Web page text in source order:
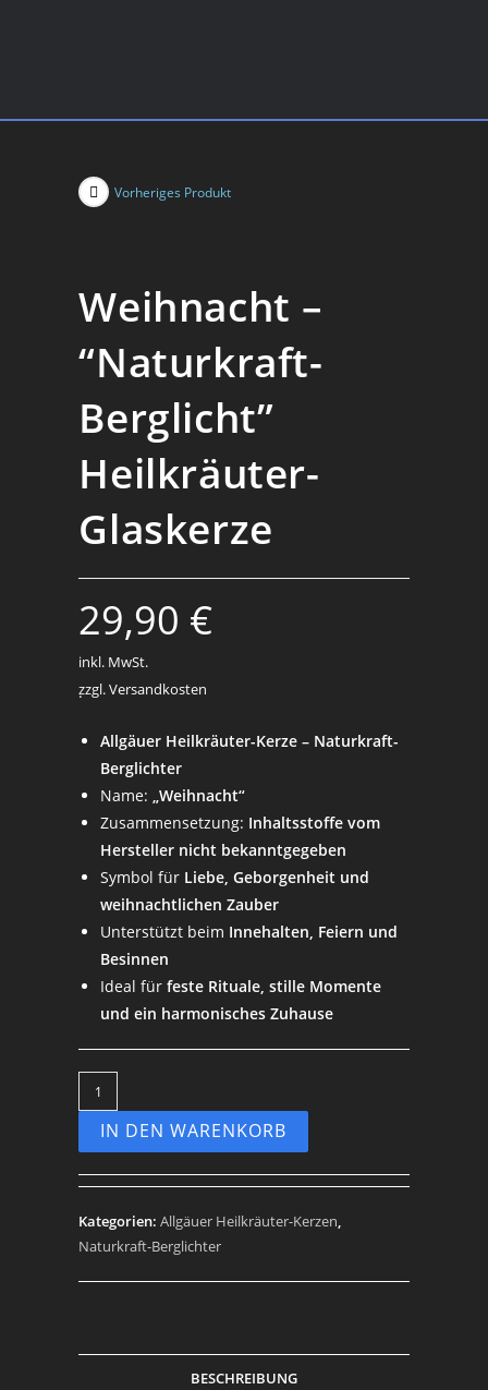
Vorheriges Produkt
Weihnacht –
“Naturkraft-
Berglicht”
Heilkräuter-
Glaskerze
29,90 €
inkl. MwSt.
zzgl. Versandkosten
.
Allgäuer Heilkräuter-Kerze – Naturkraft-
Berglichter
Name:„Weihnacht“
Zusammensetzung: Inhaltsstoffe vom
Hersteller nicht bekanntgegeben
Symbol für Liebe, Geborgenheit und
weihnachtlichen Zauber
Unterstützt beim Innehalten, Feiern und
Besinnen
Ideal fürfeste Rituale, stille Momente
und ein harmonisches Zuhause
IN DEN WARENKORB
Kategorien:Allgäuer Heilkräuter-Kerzen,
Naturkraft-Berglichter
BESCHREIBUNG